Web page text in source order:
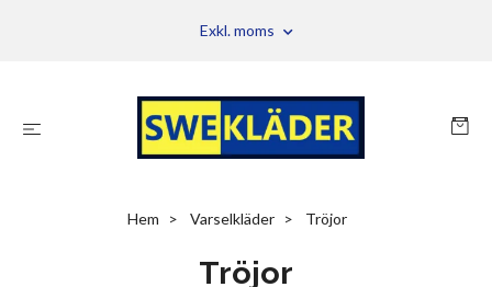
Exkl. moms
Hem Varselkläder Tröjor
Tröjor